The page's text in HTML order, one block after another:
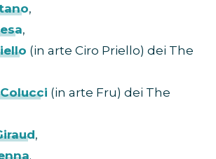
,
,
(in arte Ciro Priello) dei The
(in arte Fru) dei The
,
.